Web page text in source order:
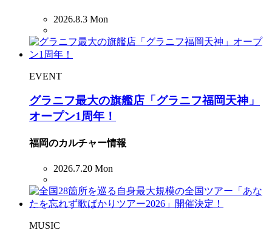
2026.8.3 Mon
EVENT
グラニフ最大の旗艦店「グラニフ福岡天神」
オープン1周年！
福岡のカルチャー情報
2026.7.20 Mon
MUSIC